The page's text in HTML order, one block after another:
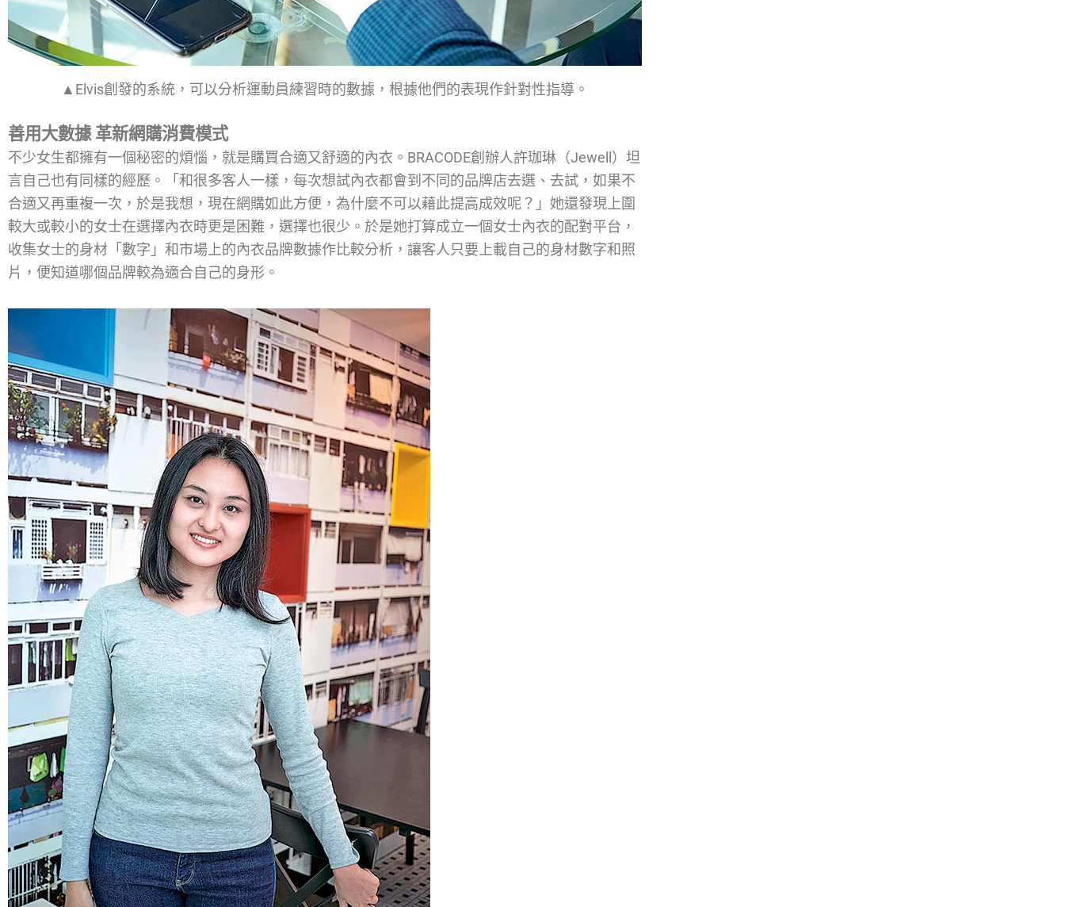
▲Elvis創發的系統，可以分析運動員練習時的數據，根據他們的表現作針對性指導。
善用大數據 革新網購消費模式
不少女生都擁有一個秘密的煩惱，就是購買合適又舒適的內衣。BRACODE創辦人許珈琳（Jewell）坦
言自己也有同樣的經歷。「和很多客人一樣，每次想試內衣都會到不同的品牌店去選、去試，如果不
合適又再重複一次，於是我想，現在網購如此方便，為什麼不可以藉此提高成效呢？」她還發現上圍
較大或較小的女士在選擇內衣時更是困難，選擇也很少。於是她打算成立一個女士內衣的配對平台，
收集女士的身材「數字」和市場上的內衣品牌數據作比較分析，讓客人只要上載自己的身材數字和照
片，便知道哪個品牌較為適合自己的身形。